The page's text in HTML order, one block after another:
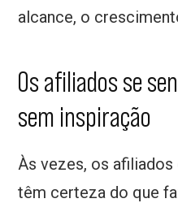
alcance, o
Os afiliados se
sem inspiração
Às vezes, os afiliados
têm certeza do que